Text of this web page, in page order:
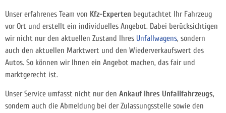
Unser erfahrenes Team von Kfz-Experten begutachtet Ihr Fahrzeug
vor Ort und erstellt ein individuelles Angebot. Dabei berücksichtigen
wir nicht nur den aktuellen Zustand Ihres Unfallwagens, sondern
auch den aktuellen Marktwert und den Wiederverkaufswert des
Autos. So können wir Ihnen ein Angebot machen, das fair und
marktgerecht ist.
Unser Service umfasst nicht nur den Ankauf Ihres Unfallfahrzeugs,
sondern auch die Abmeldung bei der Zulassungsstelle sowie den